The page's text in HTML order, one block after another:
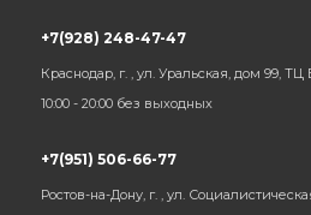
+7(928) 248-47-47
Краснодар, г. , ул. Уральская, дом 99, ТЦ
10:00 - 20:00 без выходных
+7(951) 506-66-77
Ростов-на-Дону, г. , ул.